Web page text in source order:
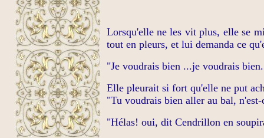
Lorsqu'elle ne les vit plus, elle se
tout en pleurs, et lui demanda ce
"Je voudrais bien ...je voudrais
Elle pleurait si fort qu'elle ne put
"Tu voudrais bien aller au bal, n'est-
"Hélas! oui, dit Cendrillon en